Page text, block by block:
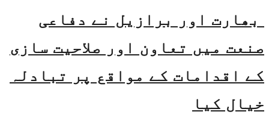
بھارت اور برازیل نے دفاعی
صنعت میں تعاون اور صلاحیت سازی
کے اقدامات کے مواقع پر تبادلہ
خیال کیا